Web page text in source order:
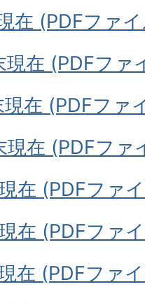
在 (PDFファ
現在 (PDFファ
現在 (PDFファ
現在 (PDFファ
在 (PDFファ
在 (PDFファ
在 (PDFファ